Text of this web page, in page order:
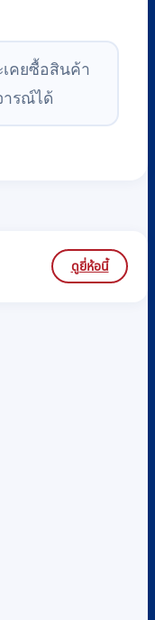
เคยซื้อสินค้า
ารณ์ได้
ดูยี่ห้อนี้